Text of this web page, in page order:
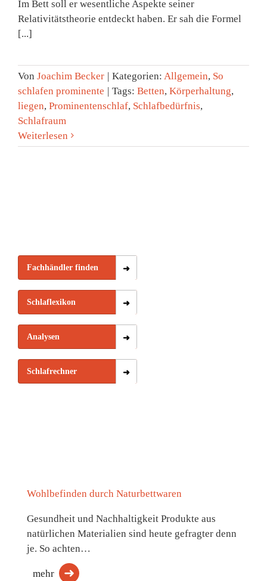
Im Bett soll er wesentliche Aspekte seiner
Relativitätstheorie entdeckt haben. Er sah die Formel
[...]
Von Joachim Becker | Kategorien: Allgemein, So
schlafen prominente | Tags: Betten, Körperhaltung,
liegen, Prominentenschlaf, Schlafbedürfnis,
Schlafraum
Weiterlesen
Fachhändler finden
Schlaflexikon
Analysen
Schlafrechner
Wohlbefinden durch Naturbettwaren
Gesundheit und Nachhaltigkeit Produkte aus
natürlichen Materialien sind heute gefragter denn
je. So achten…
mehr